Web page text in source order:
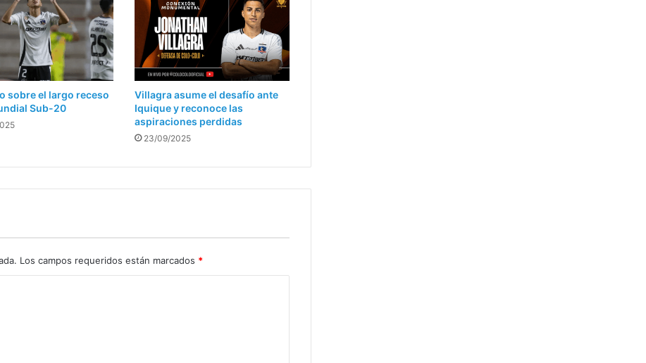
sobre el largo receso
Sub-20
Villagra asume el desafío ante
Iquique y reconoce las
aspiraciones perdidas
23/09/2025
Los campos requeridos están marcados *